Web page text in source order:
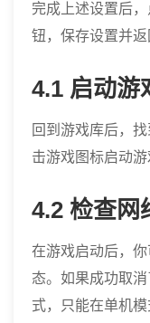
完成上述设置后
钮，保存设置并返
4.1 启动游
回到游戏库后，
击游戏图标启动游
4.2 检查网
在游戏启动后，
态。如果成功取
式，只能在单机模